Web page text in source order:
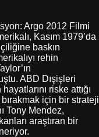
Argo 2012 Filmi
Kasım 1979’da
baskın
rehin
ABD Dışişleri
riske attığı
bırakmak için bir strateji
Tony Mendez,
araştıran bir